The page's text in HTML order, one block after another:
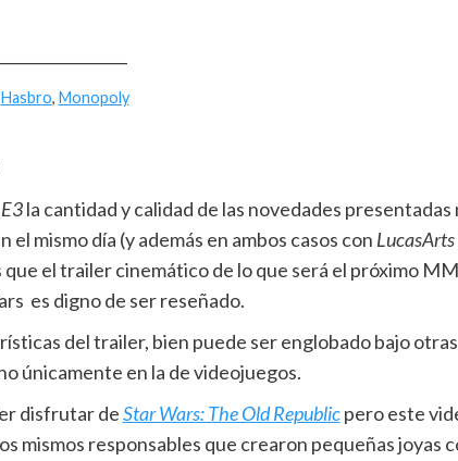
Hasbro, Monopoly
E3la cantidad y calidad de las novedades presentadas
mismo día (y además en ambos casos con LucasArts
el trailer cinemático de lo que será el próximo
es digno de ser reseñado.
del trailer, bien puede ser englobado bajo
únicamente en la de videojuegos.
disfrutar deStar Wars: The Old Republicpero este
mismos responsables que crearon pequeñas joyas